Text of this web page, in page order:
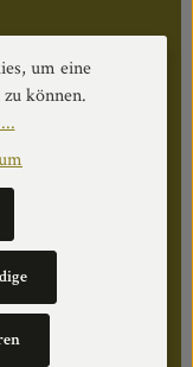
um eine
können.